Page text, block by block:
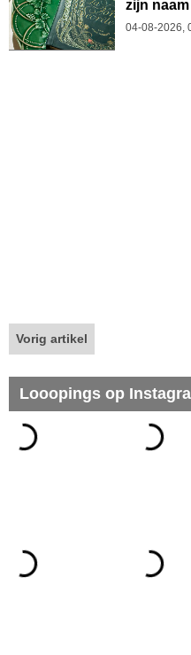
zijn
04-08-2026,
Vorig artikel
Looopings op